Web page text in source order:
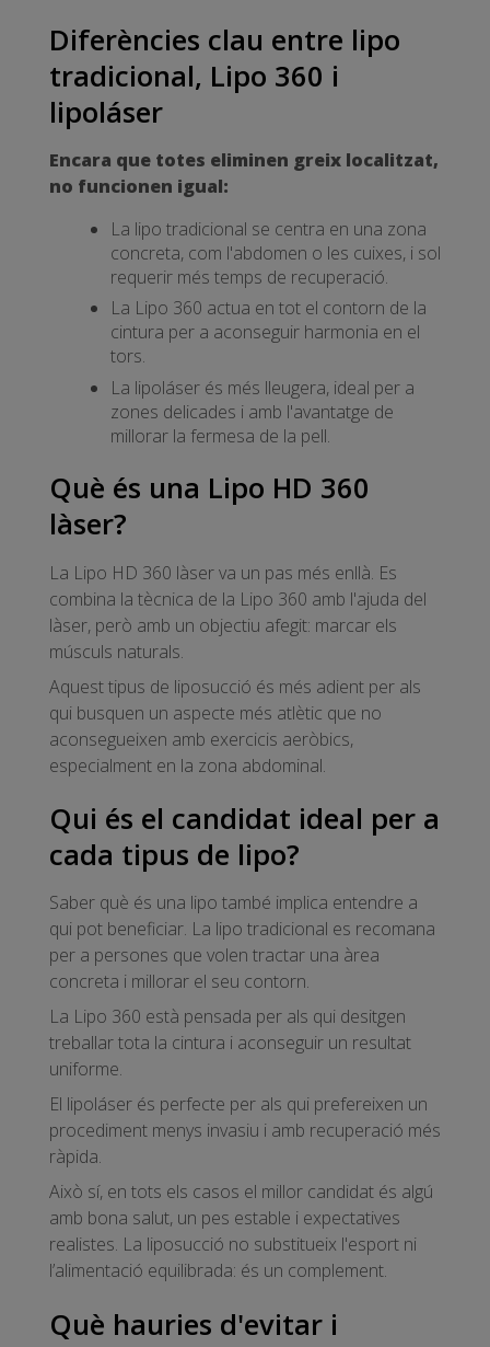
Diferències clau entre lipo
tradicional, Lipo 360 i
lipoláser
Encara que totes eliminen greix localitzat,
no funcionen igual:
La lipo tradicional se centra en una zona
concreta, com l'abdomen o les cuixes, i sol
requerir més temps de recuperació.
La Lipo 360 actua en tot el contorn de la
cintura per a aconseguir harmonia en el
tors.
La lipoláser és més lleugera, ideal per a
zones delicades i amb l'avantatge de
millorar la fermesa de la pell.
Què és una Lipo HD 360
làser?
La Lipo HD 360 làser va un pas més enllà. Es
combina la tècnica de la Lipo 360 amb l'ajuda del
làser, però amb un objectiu afegit: marcar els
músculs naturals.
Aquest tipus de liposucció és més adient per als
qui busquen un aspecte més atlètic que no
aconsegueixen amb exercicis aeròbics,
especialment en la zona abdominal.
Qui és el candidat ideal per a
cada tipus de lipo?
Saber què és una lipo també implica entendre a
qui pot beneficiar. La lipo tradicional es recomana
per a persones que volen tractar una àrea
concreta i millorar el seu contorn.
La Lipo 360 està pensada per als qui desitgen
treballar tota la cintura i aconseguir un resultat
uniforme.
El lipoláser és perfecte per als qui prefereixen un
procediment menys invasiu i amb recuperació més
ràpida.
Això sí, en tots els casos el millor candidat és algú
amb bona salut, un pes estable i expectatives
realistes. La liposucció no substitueix l'esport ni
l’alimentació equilibrada: és un complement.
Què hauries d'evitar i